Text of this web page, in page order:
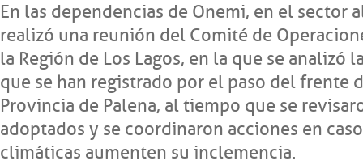
En las dependencias de Onemi, en el sector
realizó una reunión del Comité de
la Región de Los Lagos, en la que se analizó
que se han registrado por el paso del frente
Provincia de Palena, al tiempo que se
adoptados y se coordinaron acciones en
climáticas aumenten su inclemencia.